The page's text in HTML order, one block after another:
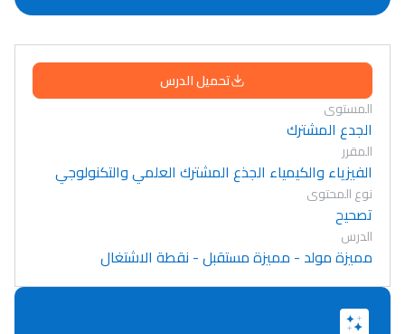
تحميل الدرس
المستوى
الجدع المشترك
المقرر
الفيزياء والكيمياء الجذع المشترك العلمي والتكنولوجي
نوع المحتوى
تصحيح
الدرس
مميزة مولد - مميزة مستقبل - نقطة الاشتغال